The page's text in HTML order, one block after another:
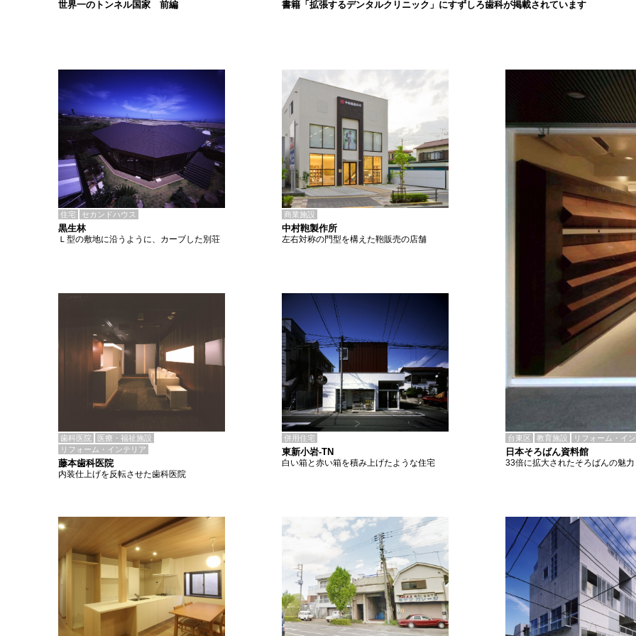
書籍「拡張するデンタルクリニック」にすずしろ歯科が掲載されています
世界一のトンネル国家 前編
住宅 セカンドハウス
黒生林
Ｌ型の敷地に沿うように、カーブした別荘
商業施設
中村鞄製作所
左右対称の門型を構えた鞄販売の店舗
歯科医院
医療・福祉施設
リフォーム・インテリア
藤本歯科医院
内装仕上げを反転させた歯科医院
併用住宅
東新小岩-TN
白い箱と赤い箱を積み上げたような住宅
台東区 教育施設 リフォーム・イ
日本そろばん資料館
33倍に拡大されたそろばんの魅力